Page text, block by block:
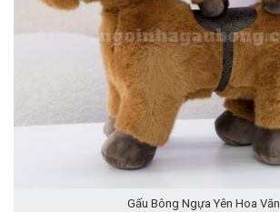
Gấu Bông Ngựa Yên Hoa Văn